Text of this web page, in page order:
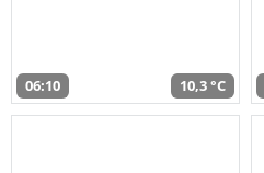
06:10 10,3 °C